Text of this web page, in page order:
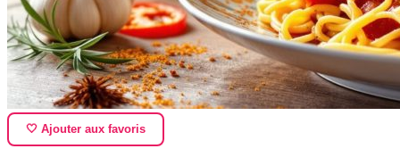
🤍 Ajouter aux favoris